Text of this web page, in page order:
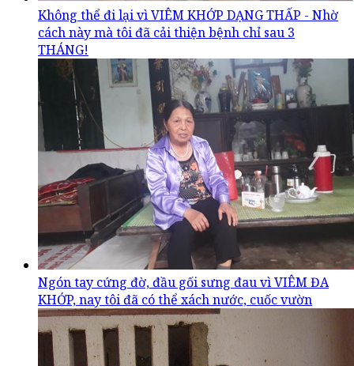
Không thể đi lại vì VIÊM KHỚP DẠNG THẤP - Nhờ
cách này mà tôi đã cải thiện bệnh chỉ sau 3
THÁNG!
Ngón tay cứng đờ, đầu gối sưng đau vì VIÊM ĐA
KHỚP, nay tôi đã có thể xách nước, cuốc vườn